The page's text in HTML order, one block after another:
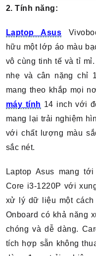
2. Tính năng:
Laptop Asus
hữu một lớp áo màu
vô cùng tinh tế và tỉ mỉ.
nhẹ và cân nặng chỉ
mang theo khắp mọi
máy tính 14 inch với
mang lại trải nghiệm
với chất lượng màu
sắc nét.
Laptop Asus mang
Core i3-1220P với
xử lý dữ liệu một cách
Onboard có khả năng
chóng và dễ dàng.
tích hợp sẵn không